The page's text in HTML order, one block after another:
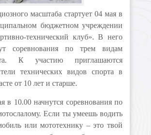
масштаба стартует 04 мая в
бюджетном учреждении
технический клуб». В него
соревнования по трем видам
К участию приглашаются
технических видов спорта в
от 10 лет и старше.
в 10.00 начнутся соревнования по
Если ты умеешь водить
или мототехнику – это твой